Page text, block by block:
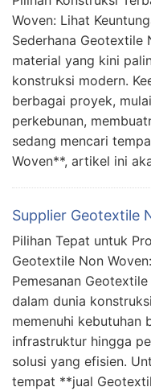
Woven: Lihat
Sederhana Geotextile
material yang kini
konstruksi modern.
berbagai proyek,
perkebunan,
sedang mencari
Woven**, artikel ini
Supplier Geotextile
Pilihan Tepat untuk
Geotextile Non
Pemesanan
dalam dunia
memenuhi kebutuhan
infrastruktur hingga
solusi yang efisien.
tempat **jual